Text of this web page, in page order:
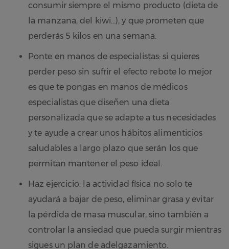
consumir siempre el mismo producto (dieta de
la manzana, del kiwi…), y que prometen que
perderás 5 kilos en una semana.
Ponte en manos de especialistas: si quieres
perder peso sin sufrir el efecto rebote lo mejor
es que te pongas en manos de médicos
especialistas que diseñen una dieta
personalizada que se adapte a tus necesidades
y te ayude a crear unos hábitos alimenticios
saludables a largo plazo que serán los que
permitan mantener el peso ideal.
Haz ejercicio: la actividad física no solo te
ayudará a bajar de peso, eliminar grasa y evitar
la pérdida de masa muscular, sino también a
controlar la ansiedad que pueda surgir mientras
sigues un plan de adelgazamiento.